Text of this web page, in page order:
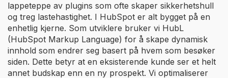
lappeteppe av plugins som ofte skaper sikkerhetshull
og treg lastehastighet. I HubSpot er alt bygget på en
enhetlig kjerne. Som utviklere bruker vi HubL
(HubSpot Markup Language) for å skape dynamisk
innhold som endrer seg basert på hvem som besøker
siden. Dette betyr at en eksisterende kunde ser et helt
annet budskap enn en ny prospekt. Vi optimaliserer